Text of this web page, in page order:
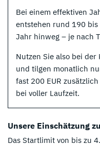
Bei einem effektiven
entstehen rund 190 bis
Jahr hinweg – je nach
Nutzen Sie also bei
und tilgen monatlich
fast 200 EUR
bei voller Laufzeit.
Unsere Einschätzung
Das Startlimit von bis zu